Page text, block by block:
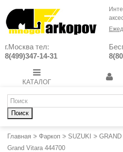
г.Москва тел:
8(499)347-14-31
КАТАЛОГ
Поиск
Главная > Фаркоп > SUZUKI >
Grand Vitara 444700